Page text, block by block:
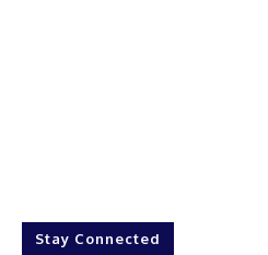
Stay Connected